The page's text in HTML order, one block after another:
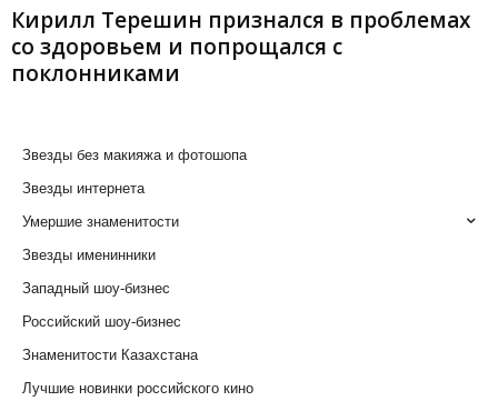
Кирилл Терешин признался в проблемах
со здоровьем и попрощался с
поклонниками
Звезды без макияжа и фотошопа
Звезды интернета
Умершие знаменитости
Звезды именинники
Западный шоу-бизнес
Российский шоу-бизнес
Знаменитости Казахстана
Лучшие новинки российского кино